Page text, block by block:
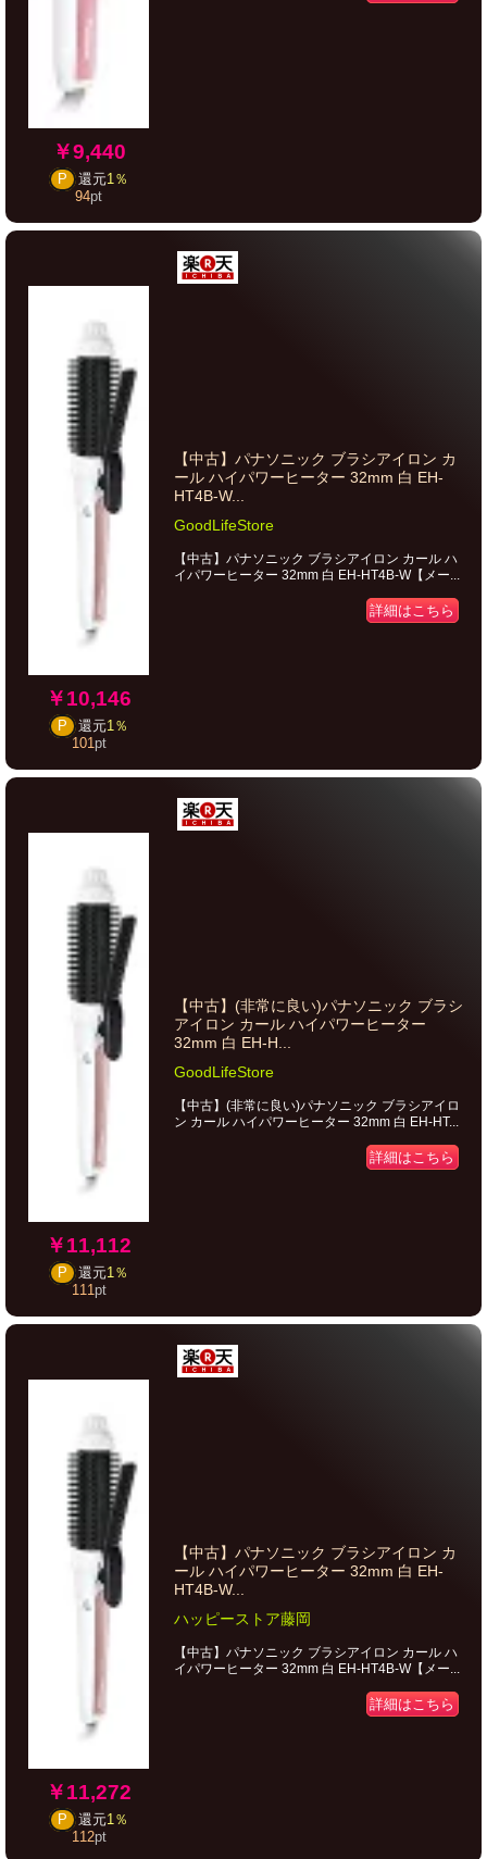
￥9,440
P 還元1％
94pt
￥10,146
P 還元1％
101 pt
【中古】パナソニック ブラシアイロン カ
ール ハイパワーヒーター 32mm 白 EH-
HT4B-W...
GoodLifeStore
【中古】パナソニック ブラシアイロン カール ハ
イパワーヒーター 32mm 白 EH-HT4B-W【メー...
詳細はこちら
￥11,112
P 還元1％
111 pt
【中古】(非常に良い)パナソニック ブラシ
アイロン カール ハイパワーヒーター
32mm 白 EH-H...
GoodLifeStore
【中古】(非常に良い)パナソニック ブラシアイロ
ン カール ハイパワーヒーター 32mm 白 EH-HT...
詳細はこちら
￥11,272
P 還元1％
112pt
【中古】パナソニック ブラシアイロン カ
ール ハイパワーヒーター 32mm 白 EH-
HT4B-W...
ハッピーストア藤岡
【中古】パナソニック ブラシアイロン カール ハ
イパワーヒーター 32mm 白 EH-HT4B-W【メー...
詳細はこちら